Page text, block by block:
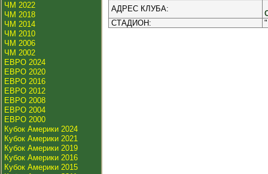
ЧМ 2022
ЧМ 2018
ЧМ 2014
ЧМ 2010
ЧМ 2006
ЧМ 2002
ЕВРО 2024
ЕВРО 2020
ЕВРО 2016
ЕВРО 2012
ЕВРО 2008
ЕВРО 2004
ЕВРО 2000
Кубок Америки 2024
Кубок Америки 2021
Кубок Америки 2019
Кубок Америки 2016
Кубок Америки 2015
АДРЕС КЛУБА:
СТАДИОН: